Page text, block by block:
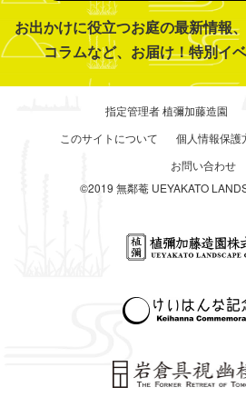
お出かけに役立つお庭の最新情報
コラムなど、お届け！特別イ
指定管理者 植彌加藤造園
このサイトについて
個人情報保護
お問い合わせ
©2019 無鄰菴 UEYAKATO